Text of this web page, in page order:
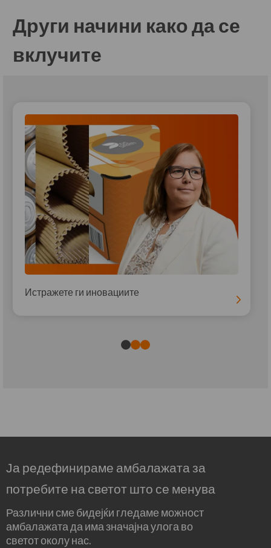
Други начини како да се
вклучите
Истражете ги иновациите
Ја редефинираме амбалажата за
потребите на светот што се менува
Различни сме бидејќи гледаме можност
амбалажата да има значајна улога во
светот околу нас.